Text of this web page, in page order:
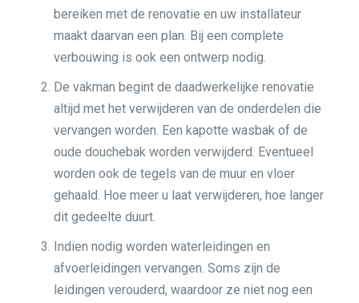
bereiken met de renovatie en uw installateur
maakt daarvan een plan. Bij een complete
verbouwing is ook een ontwerp nodig.
De vakman begint de daadwerkelijke renovatie
altijd met het verwijderen van de onderdelen die
vervangen worden. Een kapotte wasbak of de
oude douchebak worden verwijderd. Eventueel
worden ook de tegels van de muur en vloer
gehaald. Hoe meer u laat verwijderen, hoe langer
dit gedeelte duurt.
Indien nodig worden waterleidingen en
afvoerleidingen vervangen. Soms zijn de
leidingen verouderd, waardoor ze niet nog een